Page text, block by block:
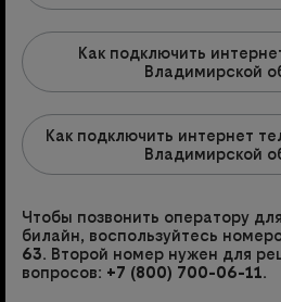
Как подключить
Владимирской
Как подключить интернет
Владимирской
Чтобы позвонить оператору
билайн, воспользуйтесь
63. Второй номер нужен для
вопросов: +7 (800) 700-06-11.